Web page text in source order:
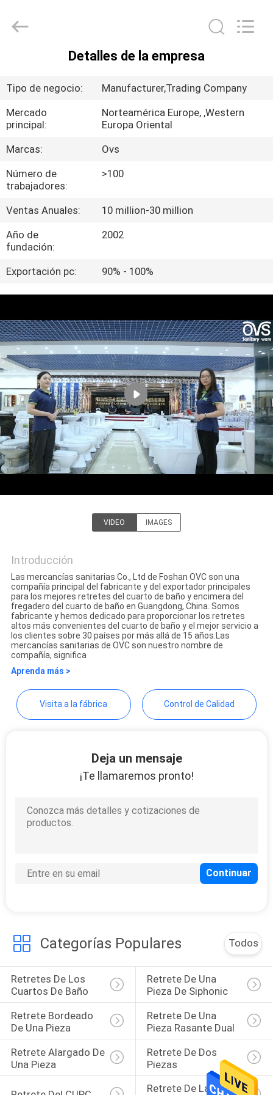
PRODUCTOS
SOBRE
VIAJE
LA
FÁBRICA
DE
CALIDAD
ÉNTRENOS
EN
CONTACTO
CON
baño
bathroomstoilet.com.
Reserved.
Detalles de la empresa
Tipo de negocio:
Manufacturer,Trading Company
Mercado
principal:
Norteamérica Europe, ,Western
Europa Oriental
Marcas:
Ovs
Número de
trabajadores:
>100
Ventas Anuales:
10 million-30 million
Año de
fundación:
2002
Exportación pc: 90% - 100%
VIDEO IMAGES
Introducción
Las mercancías sanitarias Co., Ltd de Foshan OVC son una
compañía principal del fabricante y del exportador principales
para los mejores retretes del cuarto de baño y encimera del
fregadero del cuarto de baño en Guangdong, China. Somos
fabricante y hemos dedicado para proporcionar los retretes
altos más convenientes del cuarto de baño y el mejor servicio a
los clientes sobre 30 países por más allá de 15 años.Las
mercancías sanitarias de OVC son nuestro nombre de
compañía, significa
Aprenda más >
Visita a la fábrica Control de Calidad
Deja un mensaje
¡Te llamaremos pronto!
Categorías Populares Todos
Retretes De Los
Cuartos De Baño
Retrete De Una
Pieza De Siphonic
Retrete Bordeado
De Una Pieza
Retrete De Una
Pieza Rasante Dual
Retrete Alargado De
Una Pieza
Retrete De Dos
Piezas
Retrete De La Altura